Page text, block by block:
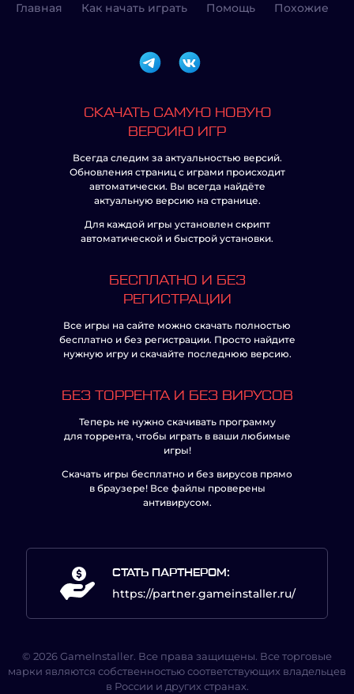
Главная Как начать играть Помощь Похожие
СКАЧАТЬ САМУЮ НОВУЮ
ВЕРСИЮ ИГР
Всегда следим за актуальностью версий.
Обновления страниц с играми происходит
автоматически. Вы всегда найдёте
актуальную версию на странице.
Для каждой игры установлен скрипт
автоматической и быстрой установки.
БЕСПЛАТНО И БЕЗ
РЕГИСТРАЦИИ
Все игры на сайте можно скачать полностью
бесплатно и без регистрации. Просто найдите
нужную игру и скачайте последнюю версию.
БЕЗ ТОРРЕНТА И БЕЗ ВИРУСОВ
Теперь не нужно скачивать программу
для торрента, чтобы играть в ваши любимые
игры!
Скачать игры бесплатно и без вирусов прямо
в браузере! Все файлы проверены
антивирусом.
СТАТЬ ПАРТНЕРОМ:
https://partner.gameinstaller.ru/
© 2026 GameInstaller. Все права защищены. Все торговые
марки являются собственностью соответствующих владельцев
в России и других странах.